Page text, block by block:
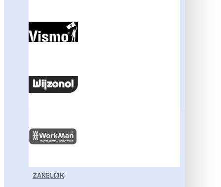
ZAKELIJK